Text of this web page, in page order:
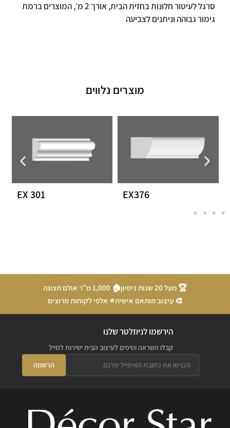
סרגל לעיטור חלונות בחזית הבית, אורך 2 מ׳, המוצרים ברמת
גימור גבוהה וניתנים לצביעה
מוצרים נלווים
EX376
EX 301
🏆 מעל 20 שנות ניסיון
🏠 1,000 מ"ר אולם תצוגה
🎨 עיצוב מותאם אישית⭐ אלפי לקוחות מרוצים
הירשמו לניוזלטר שלנו
קבלו השראה וטיפים לעיצוב הבית ישירות למייל
הרשמה